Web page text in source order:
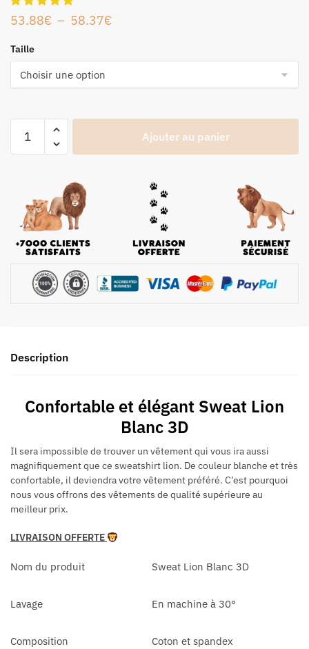
53.88€ – 58.37€
Taille
Ajouter au panier
Description
Confortable et élégant Sweat Lion
Blanc 3D
Il sera impossible de trouver un vêtement qui vous ira aussi
magnifiquement que ce sweatshirt lion. De couleur blanche et très
confortable, il deviendra votre vêtement préféré. C’est pourquoi
nous vous offrons des vêtements de qualité supérieure au
meilleur prix.
LIVRAISON OFFERTE
Nom du produit Sweat Lion Blanc 3D
Lavage En machine à 30°
Composition Coton et spandex